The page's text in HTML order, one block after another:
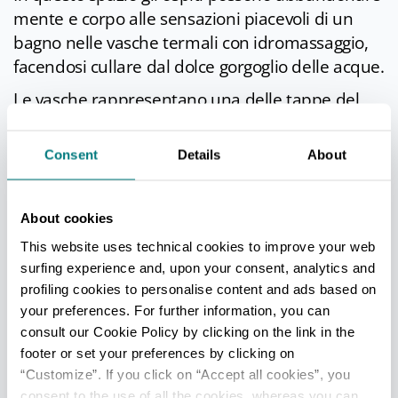
Consent Details About
About cookies
This website uses technical cookies to improve your web
surfing experience and, upon your consent, analytics and
profiling cookies to personalise content and ads based on
your preferences. For further information, you can
consult our Cookie Policy by clicking on the link in the
footer or set your preferences by clicking on
“Customize”. If you click on “Accept all cookies”, you
consent to the use of all the cookies, whereas you can
mente e corpo alle sensazioni piacevoli di un
bagno nelle vasche termali con idromassaggio,
facendosi cullare dal dolce gorgoglio delle acque.
Le vasche rappresentano una delle tappe del
all’interno della spa che comprende anche il
fredde e le rinvigorenti fontana di ghiaccio e
nebbia fredda aromatica.
Il benessere passa infine anche peri massaggi
e i ritualiofferti dalla spa, oltre che per i
trattamenti estetici. Fra le varie proposte, i
massaggi cromo antistress, californiano,
anticellulite e pietre laviche, e i rituali romantici